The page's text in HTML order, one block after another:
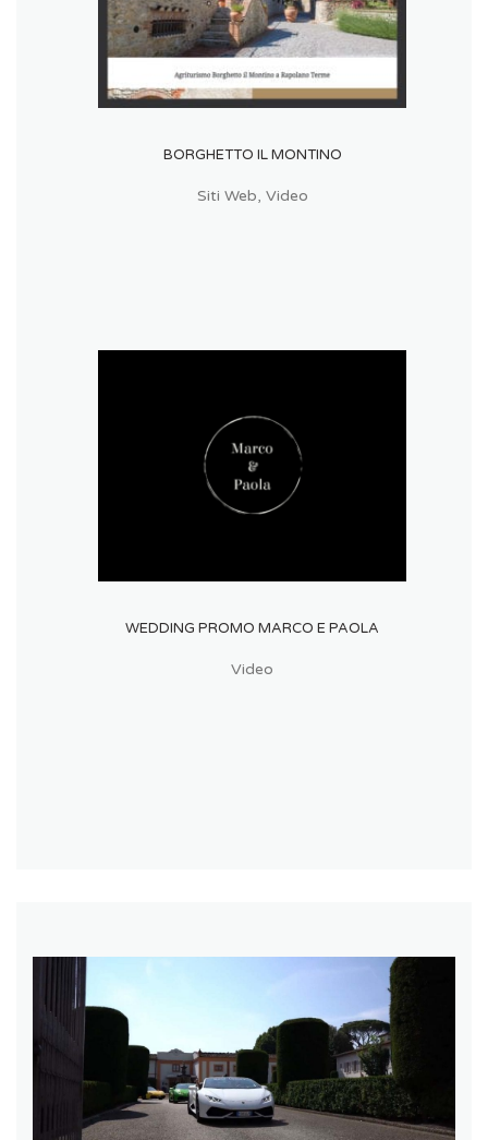
BORGHETTO IL MONTINO
Siti Web, Video
WEDDING PROMO MARCO E PAOLA
Video